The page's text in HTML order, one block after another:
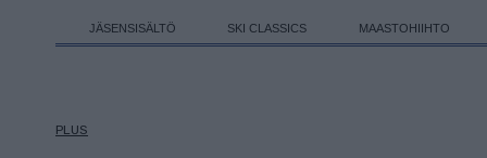
JÄSENSISÄLTÖ SKI CLASSICS MAASTOHIIHTO
PLUS